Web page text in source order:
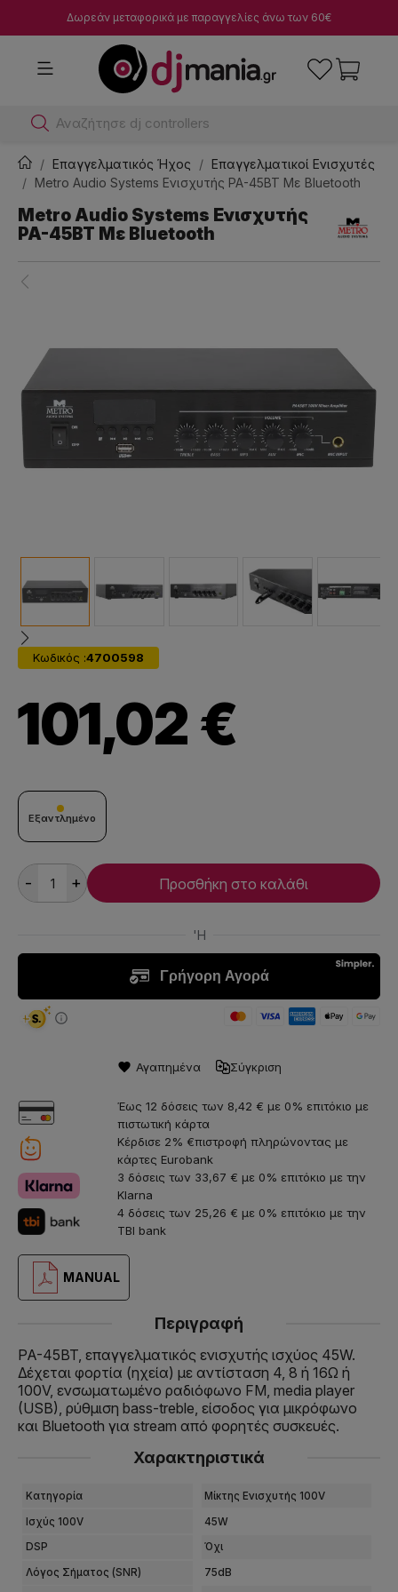
Δωρεάν μεταφορικά με παραγγελίες άνω των 60€
Αναζήτησε dj controllers
Επαγγελματικός Ήχος
Επαγγελματικοί Ενισχυτές
Metro Audio Systems Ενισχυτής PA-45BT Με Bluetooth
Metro Audio Systems Ενισχυτής
PA-45BT Με Bluetooth
Κωδικός :4700598
101,02 €
Εξαντλημένο
- + Προσθήκη στο καλάθι
Αγαπημένα Σύγκριση
Έως 12 δόσεις των 8,42 € με 0% επιτόκιο με
πιστωτική κάρτα
Κέρδισε 2% €πιστροφή πληρώνοντας με
κάρτες Eurobank
3 δόσεις των 33,67 € με 0% επιτόκιο με την
Klarna
4 δόσεις των 25,26 € με 0% επιτόκιο με την
TBI bank
MANUAL
Περιγραφή
PA-45BT, επαγγελματικός ενισχυτής ισχύος 45W.
Δέχεται φορτία (ηχεία) με αντίσταση 4, 8 ή 16Ω ή
100V, ενσωματωμένο ραδιόφωνο FM, media player
(USB), ρύθμιση bass-treble, είσοδος για μικρόφωνο
και Bluetooth για stream από φορητές συσκευές.
Χαρακτηριστικά
Κατηγορία Μίκτης Ενισχυτής 100V
Ισχύς 100V 45W
DSP Όχι
Λόγος Σήματος (SNR) 75dB